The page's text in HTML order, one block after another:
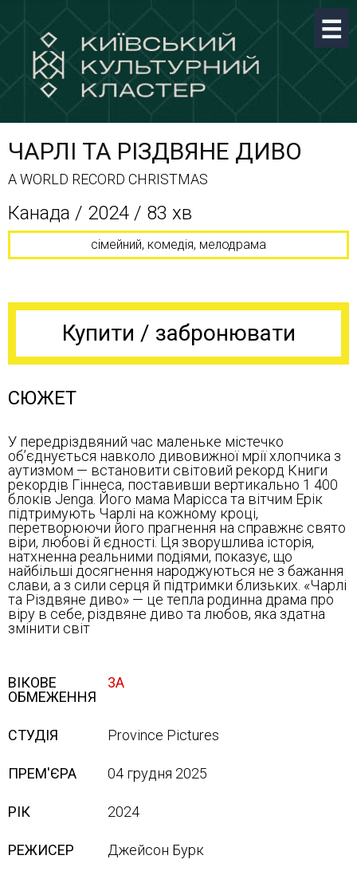
ЧАРЛІ ТА РІЗДВЯНЕ ДИВО
A WORLD RECORD CHRISTMAS
Канада / 2024 / 83 хв
сімейний, комедія, мелодрама
Купити / забронювати
СЮЖЕТ
У передріздвяний час маленьке містечко
об’єднується навколо дивовижної мрії хлопчика з
аутизмом — встановити світовий рекорд Книги
рекордів Гіннеса, поставивши вертикально 1 400
блоків Jenga. Його мама Марісса та вітчим Ерік
підтримують Чарлі на кожному кроці,
перетворюючи його прагнення на справжнє свято
віри, любові й єдності. Ця зворушлива історія,
натхненна реальними подіями, показує, що
найбільші досягнення народжуються не з бажання
слави, а з сили серця й підтримки близьких. «Чарлі
та Різдвяне диво» — це тепла родинна драма про
віру в себе, різдвяне диво та любов, яка здатна
змінити світ
ВІКОВЕ
ОБМЕЖЕННЯ
3A
СТУДІЯ Province Pictures
ПРЕМ'ЄРА 04 грудня 2025
РІК 2024
РЕЖИСЕР Джейсон Бурк